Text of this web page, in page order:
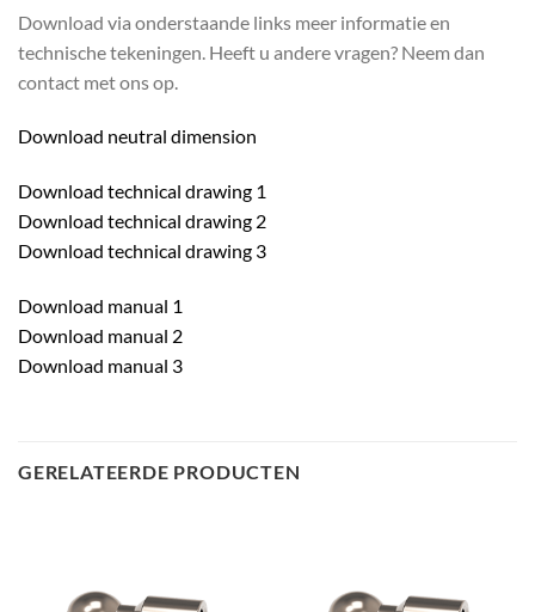
Download via onderstaande links meer informatie en
technische tekeningen. Heeft u andere vragen? Neem dan
contact met ons op.
Download neutral dimension
Download technical drawing 1
Download technical drawing 2
Download technical drawing 3
Download manual 1
Download manual 2
Download manual 3
GERELATEERDE PRODUCTEN